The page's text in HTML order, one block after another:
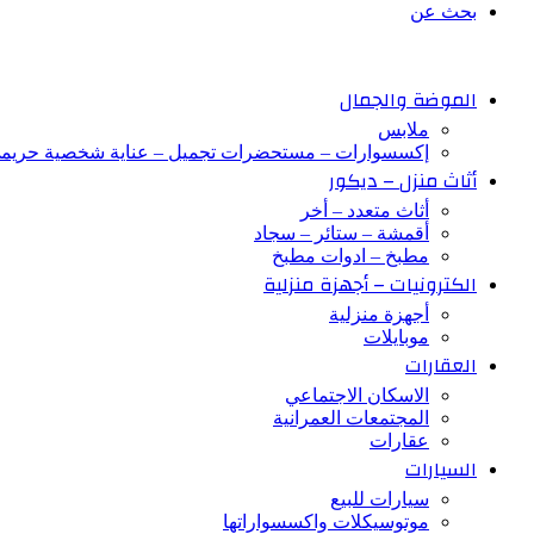
بحث عن
الموضة والجمال
ملابس
إكسسوارات – مستحضرات تجميل – عناية شخصية
أثاث منزل – ديكور
أثاث متعدد – أخر
أقمشة – ستائر – سجاد
مطبخ – ادوات مطبخ
الكترونيات – أجهزة منزلية
أجهزة منزلية
موبايلات
العقارات
الاسكان الاجتماعي
المجتمعات العمرانية
عقارات
السيارات
سيارات للبيع
موتوسيكلات واكسسواراتها